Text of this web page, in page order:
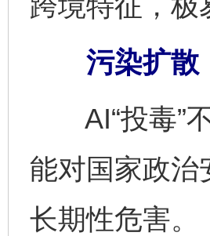
污染扩散
AI“投毒”不
能对国家政治
长期性危害。